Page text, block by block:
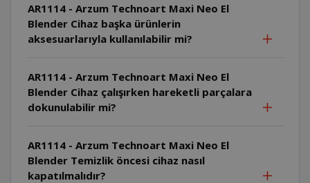
AR1114 - Arzum Technoart Maxi Neo El
Blender Cihaz başka ürünlerin
aksesuarlarıyla kullanılabilir mi?
AR1114 - Arzum Technoart Maxi Neo El
Blender Cihaz çalışırken hareketli parçalara
dokunulabilir mi?
AR1114 - Arzum Technoart Maxi Neo El
Blender Temizlik öncesi cihaz nasıl
kapatılmalıdır?